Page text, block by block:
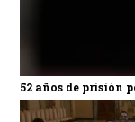
52 años de prisión